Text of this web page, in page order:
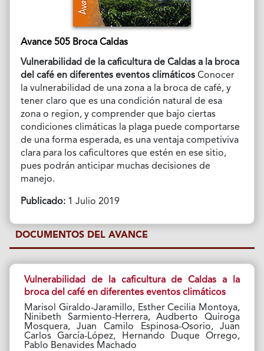
Avance 505 Broca Caldas
Vulnerabilidad de la caficultura de Caldas a la broca
del café en diferentes eventos climáticosConocer
la vulnerabilidad de una zona a la broca de café, y
tener claro que es una condición natural de esa
zona o region, y comprender que bajo ciertas
condiciones climáticas la plaga puede comportarse
de una forma esperada, es una ventaja competiviva
clara para los caficultores que estén en ese sitio,
pues podrán anticipar muchas decisiones de
manejo.
Publicado:1 Julio 2019
DOCUMENTOS DEL AVANCE
Vulnerabilidad de la caficultura de Caldas a la
broca del café en diferentes eventos climáticos
Marisol Giraldo-Jaramillo, Esther Cecilia Montoya,
Ninibeth Sarmiento-Herrera, Audberto Quiroga
Mosquera, Juan Camilo Espinosa-Osorio, Juan
Carlos García-López, Hernando Duque Orrego,
Pablo Benavides Machado